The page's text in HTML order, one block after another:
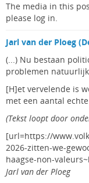
The media in this
please log in.
Jarl van der Ploeg
(...) Nu bestaan
problemen
[H]et vervelende is
met een aantal
(Tekst loopt door
[url=https://
2026-zitten-we-
haagse-non-
Jarl van der Ploeg